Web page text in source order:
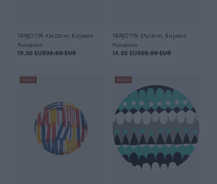
TARJOTIN 43x22cm, Kirjasto
Punainen
19.50 EUR39.00 EUR
TARJOTIN 27x13cm, Kirjasto
Punainen
14.50 EUR29.00 EUR
OUTLET OUTLET